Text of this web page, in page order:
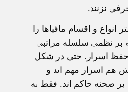
نزنند.
و اقسام مافياها را
بر نظمی سلسله مراتبی
حفظ اسرار. حتی در شکل
هم اسرار مهم اند و
بر صحنه حاکم اند. فقط به